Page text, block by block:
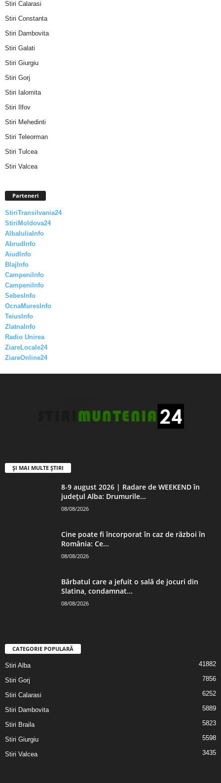
Stiri Calarasi
Stiri Constanta
Stiri Dambovita
Stiri Galati
Stiri Giurgiu
Stiri Gorj
Stiri Ialomita
Stiri Ilfov
Stiri Mehedinti
Stiri Teleorman
Stiri Tulcea
Stiri Valcea
Parteneri
StiriTransilvania24
StiriMoldova24
AlbaIuliaInfo
AbrudInfo
AiudInfo
BlajInfo
CampeniInfo
CampeniInfo
SebesInfo
OcnaMuresInfo
TeiusInfo
ZlatnaInfo
Radio Unirea
ZiareLocale24
ZiareOnline24
ȘI MAI MULTE ȘTIRI
8-9 august 2026 | Radare de WEEKEND în
județul Alba: Drumurile...
08/08/2026
Cine poate fi încorporat în caz de război în
România: Ce...
08/08/2026
Bărbatul care a jefuit o sală de jocuri din
Slatina, condamnat...
08/08/2026
CATEGORIE POPULARĂ
Stiri Alba 41882
Stiri Gorj 7856
Stiri Calarasi 6252
Stiri Dambovita 5889
Stiri Braila 5823
Stiri Giurgiu 5598
Stiri Valcea 3435